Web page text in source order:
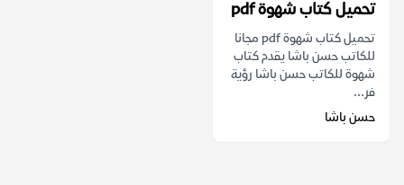
تحميل كتاب شهوة pdf
تحميل كتاب شهوة pdf مجانا
للكاتب حسن باشا يقدم كتاب
شهوة للكاتب حسن باشا رؤية
فر...
حسن باشا